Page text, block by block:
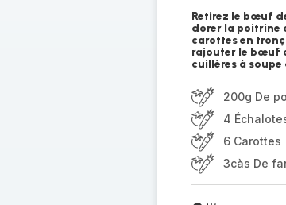
Retirez le bœuf
dorer la poitrine
carottes en
rajouter le bœuf
cuillères à
200g De
4
6 Carottes
3càs De